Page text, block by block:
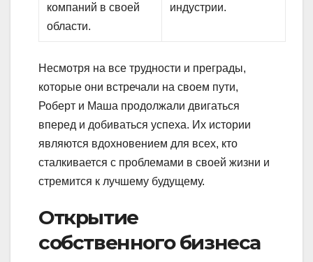
компаний в своей
области.
индустрии.
Несмотря на все трудности и преграды,
которые они встречали на своем пути,
Роберт и Маша продолжали двигаться
вперед и добиваться успеха. Их истории
являются вдохновением для всех, кто
сталкивается с проблемами в своей жизни и
стремится к лучшему будущему.
Открытие
собственного бизнеса